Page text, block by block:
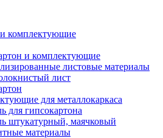
комплектующие
и комплектующие
листовые материалы
лист
для металлокаркаса
для гипсокартона
штукатурный, маячковый
материалы